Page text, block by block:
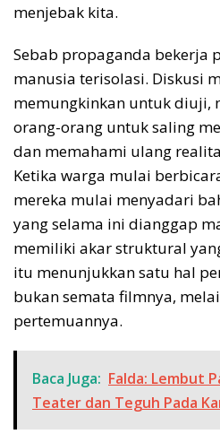
menjebak kita.
Sebab propaganda bekerja
manusia terisolasi. Diskusi
memungkinkan untuk diuji,
orang-orang untuk saling
dan memahami ulang
Ketika warga mulai
mereka mulai menyadari
yang selama ini dianggap
memiliki akar struktural
itu menunjukkan satu hal
bukan semata filmnya,
pertemuannya.
Baca Juga: Falda: Lembut
Teater dan Teguh Pada